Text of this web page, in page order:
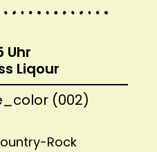
Uhr
Liqour
Rock